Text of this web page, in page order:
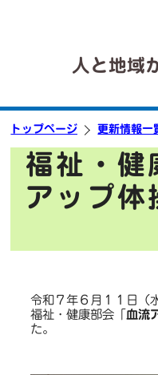
人と地域
トップページ 更新情報一
福祉・
アップ体
令和７年６月１１日（
福祉・健康部会「 血流
た。